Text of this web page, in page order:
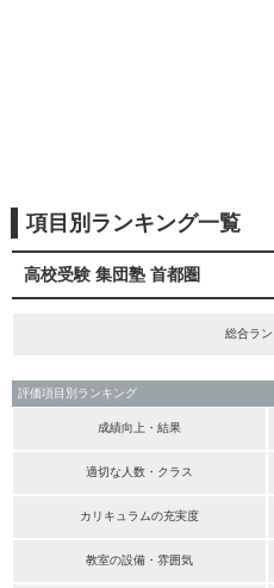
項目別ランキング一覧
高校受験 集団塾 首都圏
総合ラ
評価項目別ランキング
成績向上・結果
適切な人数・クラス
カリキュラムの充実度
教室の設備・雰囲気